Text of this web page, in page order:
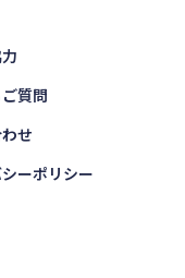
質問
せ
ーポリシー